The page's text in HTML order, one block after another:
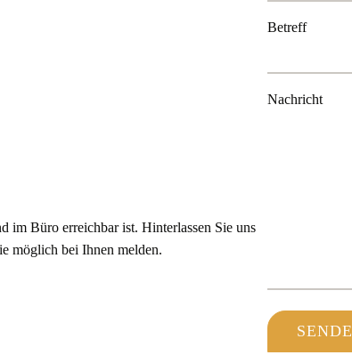
im Büro erreichbar ist. Hinterlassen Sie uns
möglich bei Ihnen melden.
Betreff
Nachricht